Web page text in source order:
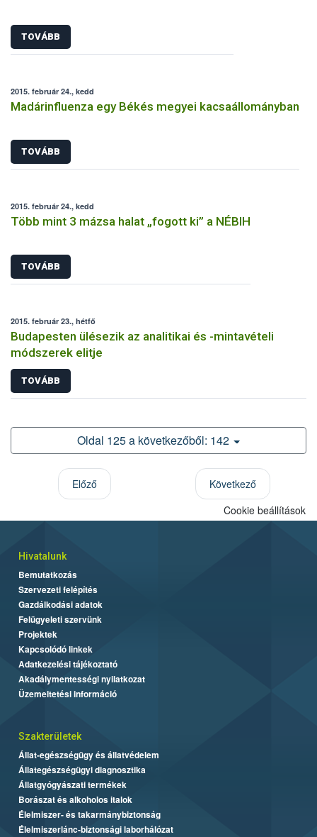
TOVÁBB
2015. február 24., kedd
Madárinfluenza egy Békés megyei kacsaállományban
TOVÁBB
2015. február 24., kedd
Több mint 3 mázsa halat „fogott ki” a NÉBIH
TOVÁBB
2015. február 23., hétfő
Budapesten ülésezik az analitikai és -mintavételi
módszerek elitje
TOVÁBB
Oldal 125 a következőből: 142
Előző
Következő
Cookie beállítások
Hivatalunk
Bemutatkozás
Szervezeti felépítés
Gazdálkodási adatok
Felügyeleti szervünk
Projektek
Kapcsolódó linkek
Adatkezelési tájékoztató
Akadálymentességi nyilatkozat
Üzemeltetési információ
Szakterületek
Állat-egészségügy és állatvédelem
Állategészségügyi diagnosztika
Állatgyógyászati termékek
Borászat és alkoholos italok
Élelmiszer- és takarmánybiztonság
Élelmiszerlánc-biztonsági laborhálózat